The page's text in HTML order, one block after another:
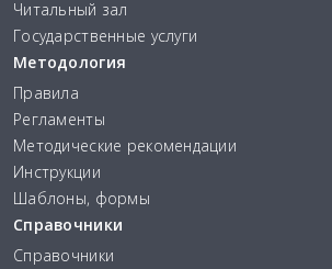
Читальный зал
Государственные услуги
Методология
Правила
Регламенты
Методические рекомендации
Инструкции
Шаблоны, формы
Справочники
Справочники